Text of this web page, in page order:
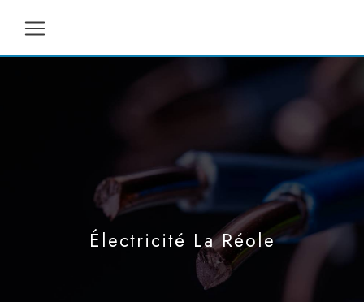
Électricité La Réole